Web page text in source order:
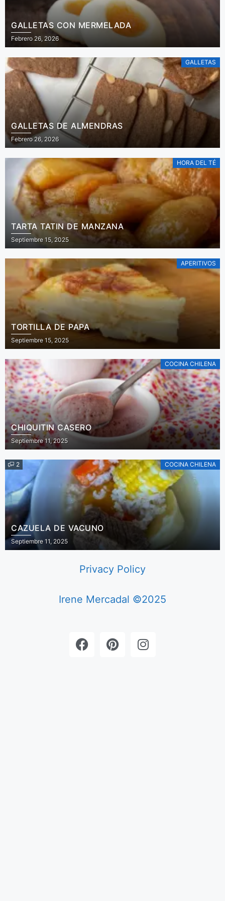
GALLETAS CON MERMELADA
Febrero 26, 2026
GALLETAS
GALLETAS DE ALMENDRAS
Febrero 26, 2026
HORA DEL TÉ
TARTA TATIN DE MANZANA
Septiembre 15, 2025
APERITIVOS
TORTILLA DE PAPA
Septiembre 15, 2025
COCINA CHILENA
CHIQUITIN CASERO
Septiembre 11, 2025
2 COCINA CHILENA
CAZUELA DE VACUNO
Septiembre 11, 2025
Privacy Policy
Irene Mercadal ©2025